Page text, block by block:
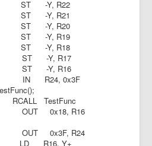
ST -Y, R22
ST -Y, R21
ST -Y, R20
ST -Y, R19
ST -Y, R18
ST -Y, R17
ST -Y, R16
IN R24, 0x3F
TestFunc
OUT 0x18, R16
OUT 0x3F, R24
LD R16, Y+